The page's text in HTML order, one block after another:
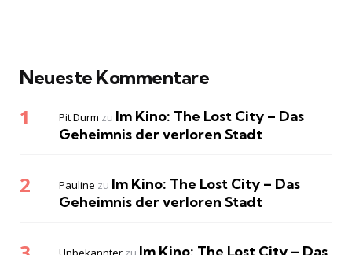
Neueste Kommentare
Pit Durm zu Im Kino: The Lost City – Das
Geheimnis der verloren Stadt
Pauline zu Im Kino: The Lost City – Das
Geheimnis der verloren Stadt